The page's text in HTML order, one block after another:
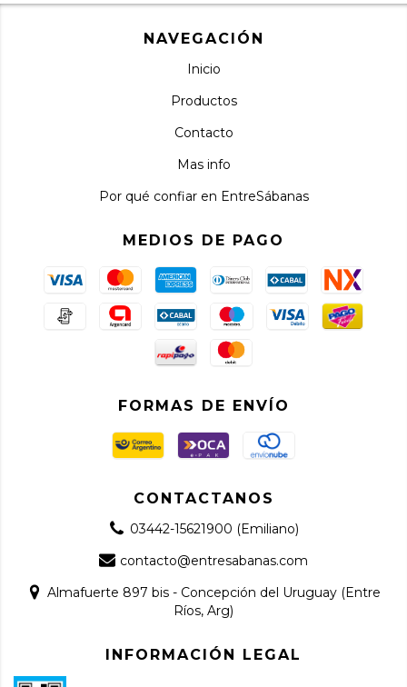
NAVEGACIÓN
Inicio
Productos
Contacto
Mas info
Por qué confiar en EntreSábanas
MEDIOS DE PAGO
FORMAS DE ENVÍO
CONTACTANOS
03442-15621900 (Emiliano)
contacto@entresabanas.com
Almafuerte 897 bis - Concepción del Uruguay (Entre
Ríos, Arg)
INFORMACIÓN LEGAL